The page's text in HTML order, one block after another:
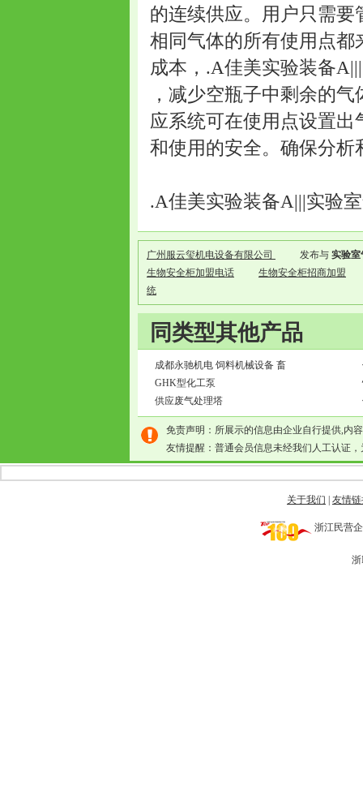
的连续供应。用户只需
相同气体的所有使用点
成本，.A佳美实验装备
，减少空瓶子中剩余的
应系统可在使用点设置
和使用的安全。确保分
.A佳美实验装备A|||实验
广州服云玺机电设备有限公司 发布与 实验
生物安全柜加盟电话
生物安全柜招商加盟
统
同类型其他产品
成都永驰机电 饲料机械设备 畜
GHK型化工泵
供应废气处理塔
免责声明：所展示的信息由企业自行提供,内
友情提醒：普通会员信息未经我们人工认证
关于我们 友情
浙江民营
浙